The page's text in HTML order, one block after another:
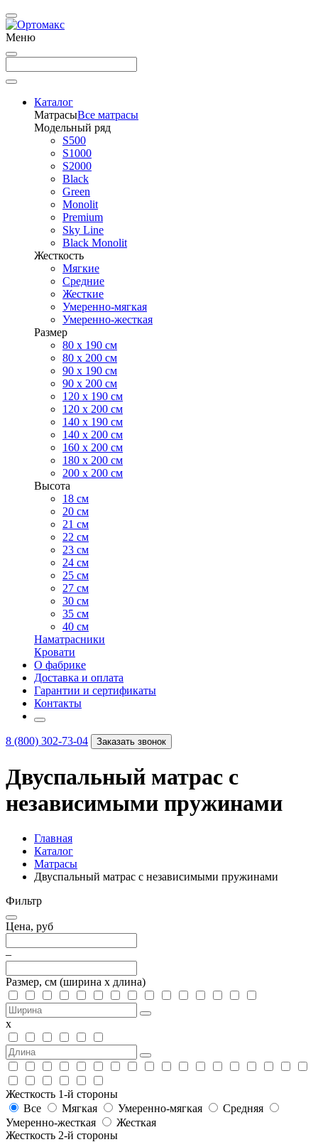
Меню
Каталог
МатрасыВсе матрасы
Модельный ряд
S500
S1000
S2000
Black
Green
Monolit
Premium
Sky Line
Black Monolit
Жесткость
Мягкие
Средние
Жесткие
Умеренно-мягкая
Умеренно-жесткая
Размер
80 х 190 см
80 х 200 см
90 х 190 см
90 х 200 см
120 х 190 см
120 х 200 см
140 х 190 см
140 х 200 см
160 х 200 см
180 х 200 см
200 х 200 см
Высота
18 см
20 см
21 см
22 см
23 см
24 см
25 см
27 см
30 см
35 см
40 см
Наматрасники
Кровати
О фабрике
Доставка и оплата
Гарантии и сертификаты
Контакты
8 (800) 302-73-04 Заказать звонок
Двуспальный матрас с
независимыми пружинами
Главная
Каталог
Матрасы
Двуспальный матрас с независимыми пружинами
Фильтр
Цена, руб
–
Размер, см (ширина х длина)
х
Жесткость 1-й стороны
Все
Мягкая Умеренно-мягкая
Средняя
Умеренно-жесткая
Жесткая
Жесткость 2-й стороны